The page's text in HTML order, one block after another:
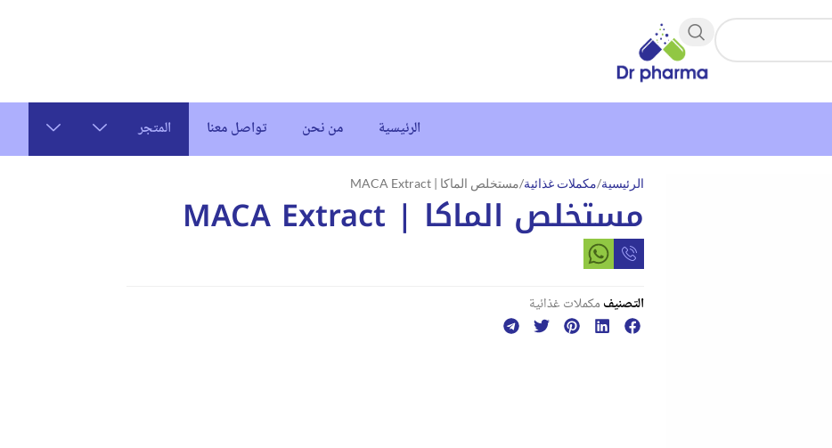
الرئيسية من نحن تواصل معنا المتجر
الرئيسية مكملات غذائية مستخلص الماكا | MACA Extract
مستخلص الماكا | MACA Extract
التصنيفمكملات غذائية